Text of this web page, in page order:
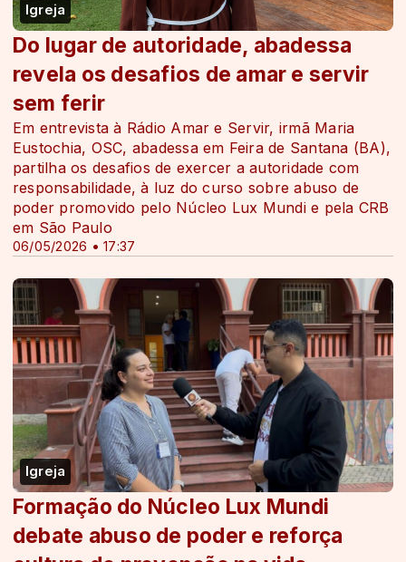
Igreja
06/05/2026 • 17:37
Do lugar de autoridade, abadessa
revela os desafios de amar e servir
sem ferir
Em entrevista à Rádio Amar e Servir, irmã Maria
Eustochia, OSC, abadessa em Feira de Santana (BA),
partilha os desafios de exercer a autoridade com
responsabilidade, à luz do curso sobre abuso de
poder promovido pelo Núcleo Lux Mundi e pela CRB
em São Paulo
Igreja
Formação do Núcleo Lux Mundi
debate abuso de poder e reforça